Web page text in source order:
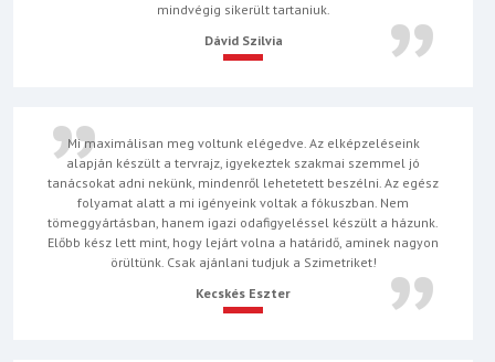
mindvégig sikerült tartaniuk.
Dávid Szilvia
Mi maximálisan meg voltunk elégedve. Az elképzeléseink
alapján készült a tervrajz, igyekeztek szakmai szemmel jó
tanácsokat adni nekünk, mindenről lehetetett beszélni. Az egész
folyamat alatt a mi igényeink voltak a fókuszban. Nem
tömeggyártásban, hanem igazi odafigyeléssel készült a házunk.
Előbb kész lett mint, hogy lejárt volna a határidő, aminek nagyon
örültünk. Csak ajánlani tudjuk a Szimetriket!
Kecskés Eszter